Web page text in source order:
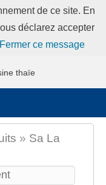
GUIDE
thaïe
» Sa La
de ce site. En
déclarez accepter
Fermer ce message